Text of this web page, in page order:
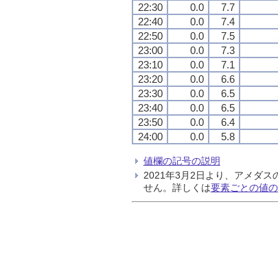
22:30
0.0 7.7
22:40
0.0 7.4
22:50
0.0 7.5
23:00
0.0 7.3
23:10
0.0 7.1
23:20
0.0 6.6
23:30
0.0 6.5
23:40
0.0 6.5
23:50
0.0 6.4
24:00
0.0 5.8
値欄の記号の説明
2021年3月2日より、アメダス
せん。詳しくは要素ごとの値